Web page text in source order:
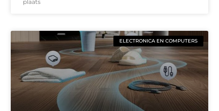
plaats
ELECTRONICA EN COMPUTERS